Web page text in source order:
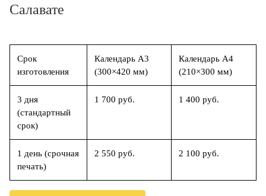
Салавате
Срок
изготовления
Календарь А3
(300×420 мм)
Календарь А4
(210×300 мм)
3 дня
(стандартный
срок)
1 700 руб. 1 400 руб.
1 день (срочная
печать)
2 550 руб. 2 100 руб.